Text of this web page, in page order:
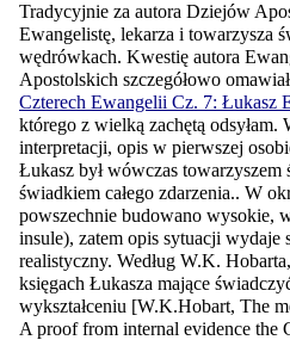
Tradycyjnie za autora Dziejów
Ewangelistę, lekarza i towarzysza
wędrówkach. Kwestię autora
Apostolskich szczegółowo
Czterech Ewangelii Cz. 7: Łukasz
którego z wielką zachętą odsyłam.
interpretacji, opis w pierwszej
Łukasz był wówczas towarzyszem
świadkiem całego zdarzenia.. W
powszechnie budowano wysokie,
insule), zatem opis sytuacji wydaje
realistyczny. Według W.K.
księgach Łukasza mające
wykształceniu [W.K.Hobart, The
A proof from internal evidence the